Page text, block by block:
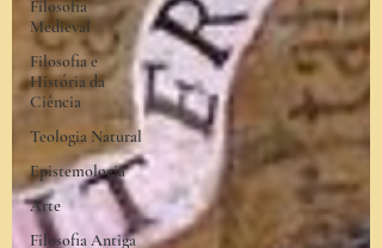
Filosofia
Medieval
Filosofia e
História da
Ciência
Teologia Natural
Epistemologia
Arte
Filosofia Antiga